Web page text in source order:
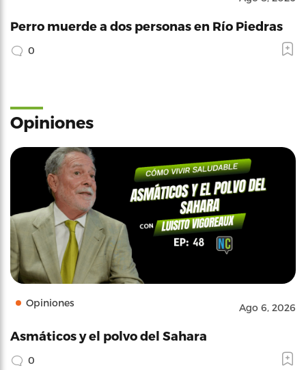
Perro muerde a dos personas en Río Piedras
0
Opiniones
Opiniones Ago 6, 2026
Asmáticos y el polvo del Sahara
0